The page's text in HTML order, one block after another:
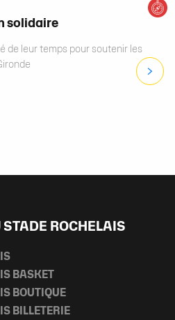
solidaire
de leur temps pour soutenir les
STADE ROCHELAIS
BASKET
BOUTIQUE
BILLETERIE